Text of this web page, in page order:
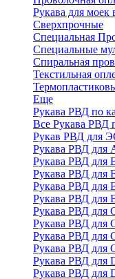
Рукава для моек
Сверхпрочные
Специальная
Специальные
Спиральная
Текстильная
Еще
Рукава РВД по
Все Рукава РВД
Рукав РВД для
Рукава РВД для
Рукава РВД для
Рукава РВД для
Рукава РВД для
Рукава РВД для
Рукава РВД для
Рукава РВД для
Рукава РВД для
Рукава РВД для
Рукава РВД для
Рукава РВД для